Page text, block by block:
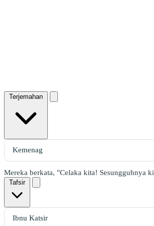
Terjemahan
Mereka berkata, "Celaka kita! Sesungguhnya
Tafsir